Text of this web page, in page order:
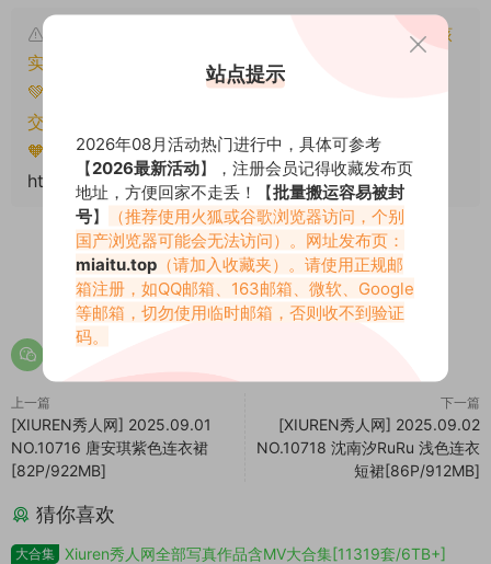
本文资源仅供个人参考学习，请勿批量搬运，一经核
实将封禁账号权限！
💚本文资源均来源网友分享，若侵犯了您的权益可以提
交工单处理。
🧡转载请注明出处！原文链接：
https://www.miaitu.net/78732.html
0 0
上一篇
[XIUREN秀人网] 2025.09.01
NO.10716 唐安琪紫色连衣裙
[82P/922MB]
下一篇
[XIUREN秀人网] 2025.09.02
NO.10718 沈南汐RuRu 浅色连衣
短裙[86P/912MB]
猜你喜欢
大合集 Xiuren秀人网全部写真作品含MV大合集[11319套/6TB+]
站点提示
2026年08月活动热门进行中，具体可参考
【2026最新活动】，注册会员记得收藏发布页
地址，方便回家不走丢！【批量搬运容易被封
号】
（推荐使用火狐或谷歌浏览器访问，个别
国产浏览器可能会无法访问）。网址发布页：
miaitu.top （请加入收藏夹）。请使用正规邮
箱注册，如QQ邮箱、163邮箱、微软、Google
等邮箱，切勿使用临时邮箱，否则收不到验证
码。